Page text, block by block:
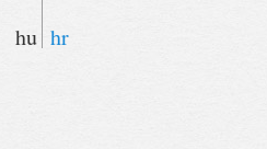
hu hr